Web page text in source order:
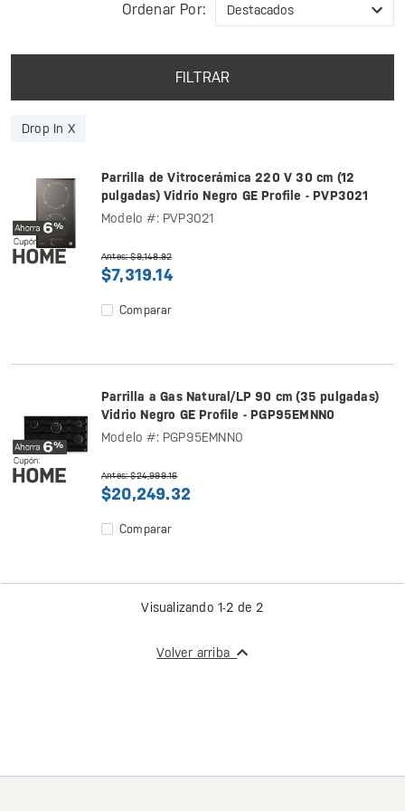
Ordenar Por:
FILTRAR
Drop In X
Parrilla de Vitrocerámica 220 V 30 cm (12
pulgadas) Vidrio Negro GE Profile - PVP3021
Modelo #: PVP3021
Antes: $9,148.92
$7,319.14
Comparar
Parrilla a Gas Natural/LP 90 cm (35 pulgadas)
Vidrio Negro GE Profile - PGP95EMNN0
Modelo #: PGP95EMNN0
Antes: $24,999.16
$20,249.32
Comparar
Visualizando 1-2 de 2
Volver arriba